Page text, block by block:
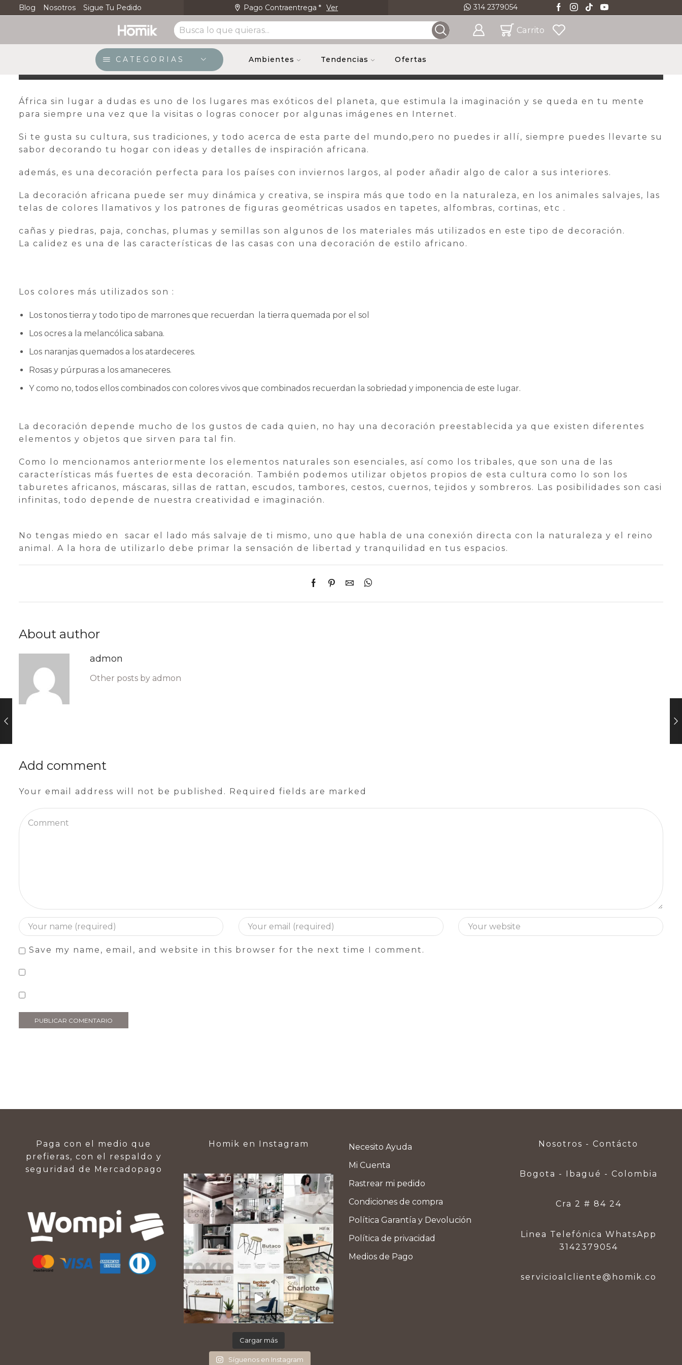
Blog Nosotros Sigue Tu Pedido
Envio Gratuito * Ciudades Principales Pago Contraentrega * Ver Envio Gratuito * Ciudades Principales Ver
314 2379054
Carrito
CATEGORIAS Ambientes Tendencias Ofertas
Decoración africana
7 de febrero de 2019 / Posted by admon
África sin lugar a dudas es uno de los lugares mas exóticos del planeta, que estimula la imaginación y se queda en tu mente
para siempre una vez que la visitas o logras conocer por algunas imágenes en Internet.
Si te gusta su cultura, sus tradiciones, y todo acerca de esta parte del mundo,pero no puedes ir allí, siempre puedes llevarte su
sabor decorando tu hogar con ideas y detalles de inspiración africana.
además, es una decoración perfecta para los países con inviernos largos, al poder añadir algo de calor a sus interiores.
La decoración africana puede ser muy dinámica y creativa, se inspira más que todo en la naturaleza, en los animales salvajes, las
telas de colores llamativos y los patrones de figuras geométricas usados en tapetes, alfombras, cortinas, etc .
cañas y piedras, paja, conchas, plumas y semillas son algunos de los materiales más utilizados en este tipo de decoración.
La calidez es una de las características de las casas con una decoración de estilo africano.
Los colores más utilizados son :
Los tonos tierra y todo tipo de marrones que recuerdan la tierra quemada por el sol
Los ocres a la melancólica sabana.
Los naranjas quemados a los atardeceres.
Rosas y púrpuras a los amaneceres.
Y como no, todos ellos combinados con colores vivos que combinados recuerdan la sobriedad y imponencia de este lugar.
La decoración depende mucho de los gustos de cada quien, no hay una decoración preestablecida ya que existen diferentes
elementos y objetos que sirven para tal fin.
Como lo mencionamos anteriormente los elementos naturales son esenciales, así como los tribales, que son una de las
características más fuertes de esta decoración. También podemos utilizar objetos propios de esta cultura como lo son los
taburetes africanos, máscaras, sillas de rattan, escudos, tambores, cestos, cuernos, tejidos y sombreros. Las posibilidades son casi
infinitas, todo depende de nuestra creatividad e imaginación.
No tengas miedo en sacar el lado más salvaje de ti mismo, uno que habla de una conexión directa con la naturaleza y el reino
animal. A la hora de utilizarlo debe primar la sensación de libertad y tranquilidad en tus espacios.
About author
admon
Other posts by admon
Add comment
Your email address will not be published. Required fields are marked
Save my name, email, and website in this browser for the next time I comment.
Paga con el medio que
prefieras, con el respaldo y
seguridad de Mercadopago
Homik en Instagram
Cargar más
Síguenos en Instagram
Necesito Ayuda
Mi Cuenta
Rastrear mi pedido
Condiciones de compra
Política Garantía y Devolución
Política de privacidad
Medios de Pago
Nosotros - Contácto
Bogota - Ibagué - Colombia
Cra 2 # 84 24
Linea Telefónica WhatsApp
3142379054
servicioalcliente@homik.co